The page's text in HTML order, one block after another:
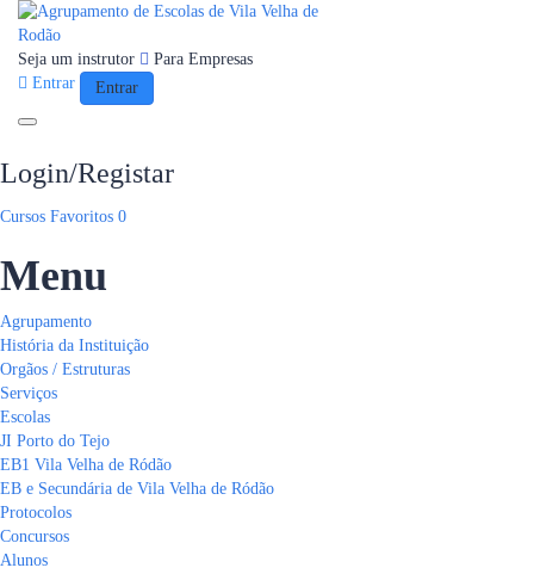
Seja um instrutor
Para Empresas
Entrar
Entrar
Login/Registar
Cursos Favoritos 0
Menu
Agrupamento
História da Instituição
Orgãos / Estruturas
Serviços
Escolas
JI Porto do Tejo
EB1 Vila Velha de Ródão
EB e Secundária de Vila Velha de Ródão
Protocolos
Concursos
Alunos